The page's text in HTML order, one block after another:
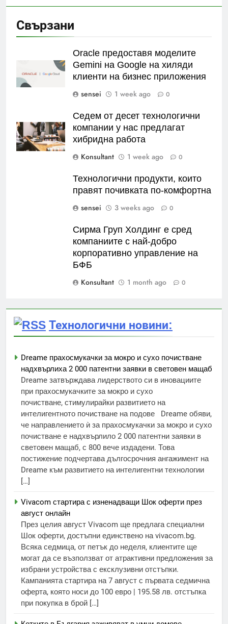
Свързани
Oracle предоставя моделите
Gemini на Google на хиляди
клиенти на бизнес приложения
sensei
1 week ago 0
Седем от десет технологични
компании у нас предлагат
хибридна работа
Konsultant
1 week ago 0
Технологични продукти, които
правят почивката по-комфортна
sensei
3 weeks ago 0
Сирма Груп Холдинг е сред
компаниите с най-добро
корпоративно управление на
БФБ
Konsultant
1 month ago 0
Технологични новини:
Dreame прахосмукачки за мокро и сухо почистване
надхвърлиха 2 000 патентни заявки в световен мащаб
Dreame затвърждава лидерството си в иновациите
при прахосмукачките за мокро и сухо
почистване, стимулирайки развитието на
интелигентното почистване на подове Dreame обяви,
че направлението ѝ за прахосмукачки за мокро и сухо
почистване е надхвърлило 2 000 патентни заявки в
световен мащаб, с 800 вече издадени. Това
постижение подчертава дългосрочния ангажимент на
Dreame към развитието на интелигентни технологии
[…]
Vivacom стартира с изненадващи Шок оферти през
август онлайн
През целия август Vivacom ще предлага специални
Шок оферти, достъпни единствено на vivacom.bg.
Всяка седмица, от петък до неделя, клиентите ще
могат да се възползват от атрактивни предложения за
избрани устройства с ексклузивни отстъпки.
Кампанията стартира на 7 август с първата седмична
оферта, която носи до 100 евро | 195.58 лв. отстъпка
при покупка в брой […]